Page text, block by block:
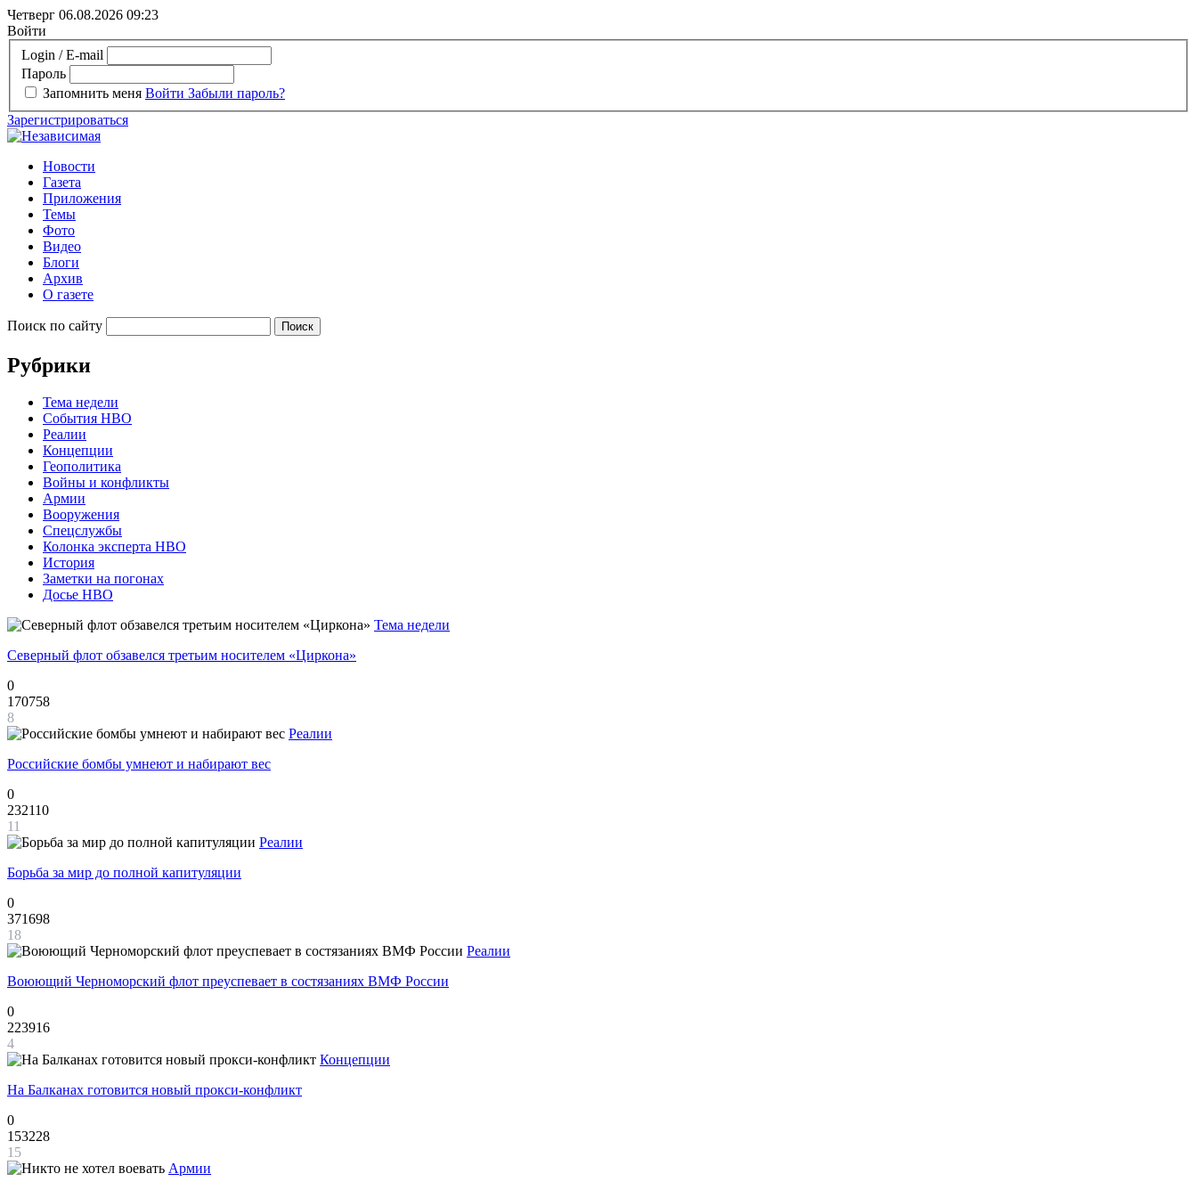
Четверг 06.08.2026 09:23
Войти
Login / E-mail
Пароль
Запомнить меня Войти Забыли пароль?
Зарегистрироваться
Новости
Газета
Приложения
Темы
Фото
Видео
Блоги
Архив
О газете
Поиск по сайту
Рубрики
Тема недели
События НВО
Реалии
Концепции
Геополитика
Войны и конфликты
Армии
Вооружения
Спецслужбы
Колонка эксперта НВО
История
Заметки на погонах
Досье НВО
Тема недели
Северный флот обзавелся третьим носителем «Циркона»
0
170758
8
Реалии
Российские бомбы умнеют и набирают вес
0
232110
11
Реалии
Борьба за мир до полной капитуляции
0
371698
18
Реалии
Воюющий Черноморский флот преуспевает в состязаниях ВМФ России
0
223916
4
Концепции
На Балканах готовится новый прокси-конфликт
0
153228
15
Армии